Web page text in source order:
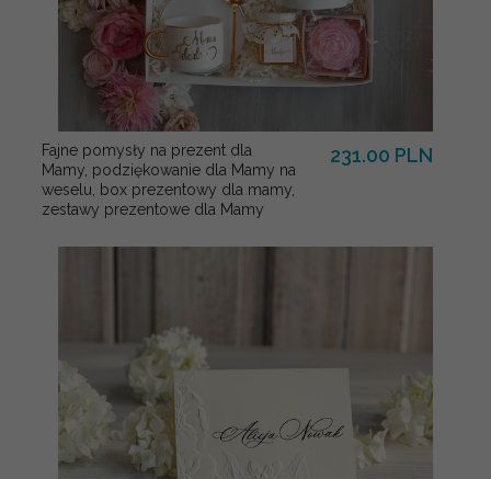
Fajne pomysły na prezent dla
Mamy, podziękowanie dla Mamy na
weselu, box prezentowy dla mamy,
zestawy prezentowe dla Mamy
231.00 PLN